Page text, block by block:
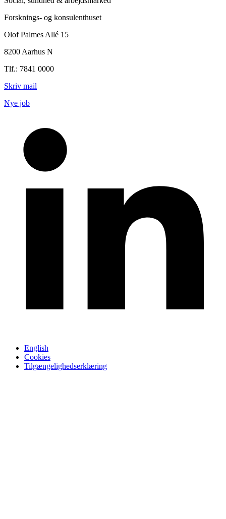
Forsknings- og konsulenthuset
Olof Palmes Allé 15
8200 Aarhus N
Tlf.: 7841 0000
Skriv mail
Nye job
English
Cookies
Tilgængelighedserklæring